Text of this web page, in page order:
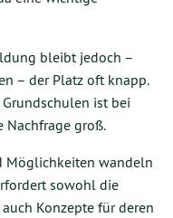
bleibt jedoch –
– der Platz oft knapp.
ist bei
Nachfrage groß.
Möglichkeiten wandeln
sowohl die
Konzepte für deren